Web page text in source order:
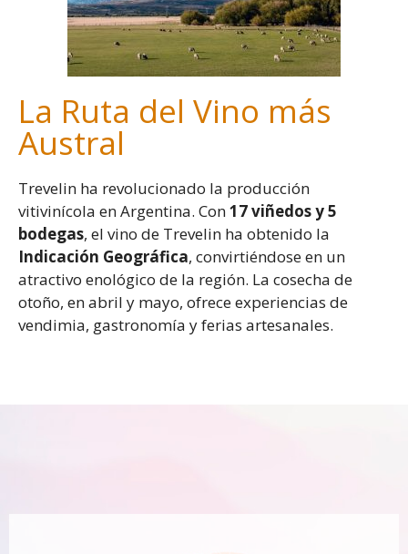
La Ruta del Vino más
Austral
Trevelin ha revolucionado la producción
vitivinícola en Argentina. Con17 viñedos y 5
bodegas, el vino de Trevelin ha obtenido la
Indicación Geográfica, convirtiéndose en un
atractivo enológico de la región. La cosecha de
otoño, en abril y mayo, ofrece experiencias de
vendimia, gastronomía y ferias artesanales.